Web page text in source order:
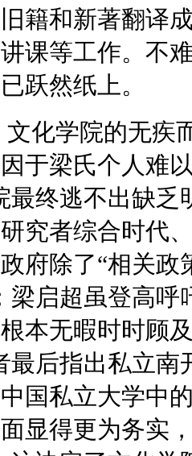
籍和新著翻译
课等工作。不
跃然纸上。
文化学院的无疾
于梁氏个人难
最终逃不出缺
究者综合时代
府除了“相关
梁启超虽登高
本无暇时时顾
最后指出私立南
国私立大学中
显得更为务实